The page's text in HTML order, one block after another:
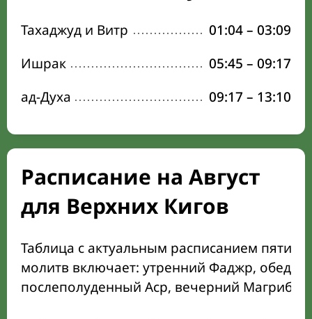
Тахаджуд и Витр 01:04– 03:09
Ишрак
05:45 – 09:17
ад-Духа
09:17 – 13:10
Расписание на Август
для Верхних Кигов
Таблица с актуальным расписанием пяти
молитв включает: утренний Фаджр,
послеполуденный Аср, вечерний Магриб